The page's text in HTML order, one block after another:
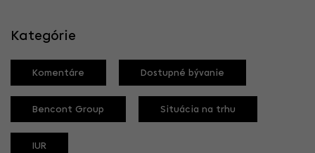
Kategórie
Komentáre Dostupné bývanie
Bencont Group Situácia na trhu
IUR